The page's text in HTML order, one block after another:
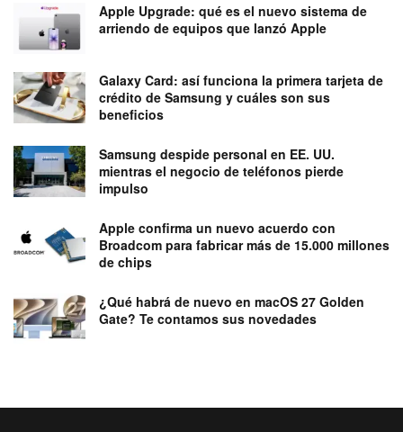
Apple Upgrade: qué es el nuevo sistema de
arriendo de equipos que lanzó Apple
Galaxy Card: así funciona la primera tarjeta de
crédito de Samsung y cuáles son sus
beneficios
Samsung despide personal en EE. UU.
mientras el negocio de teléfonos pierde
impulso
Apple confirma un nuevo acuerdo con
Broadcom para fabricar más de 15.000 millones
de chips
¿Qué habrá de nuevo en macOS 27 Golden
Gate? Te contamos sus novedades